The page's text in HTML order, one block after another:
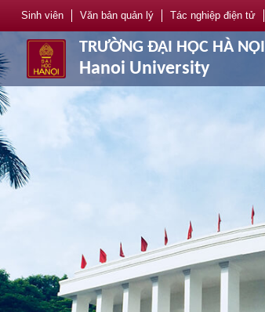
Sinh viên Văn bản quản lý Tác nghiệp điện tử
TRƯỜNG ĐẠI HỌC HÀ NỘI
Hanoi University